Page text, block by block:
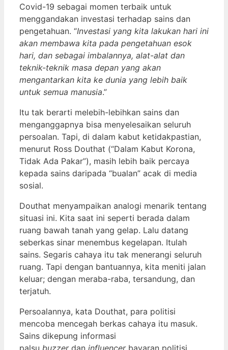
Covid-19 sebagai momen terbaik untuk
menggandakan investasi terhadap sains dan
pengetahuan. “Investasi yang kita lakukan hari ini
akan membawa kita pada pengetahuan esok
hari, dan sebagai imbalannya, alat-alat dan
teknik-teknik masa depan yang akan
mengantarkan kita ke dunia yang lebih baik
untuk semua manusia.”
Itu tak berarti melebih-lebihkan sains dan
menganggapnya bisa menyelesaikan seluruh
persoalan. Tapi, di dalam kabut ketidakpastian,
menurut Ross Douthat (“Dalam Kabut Korona,
Tidak Ada Pakar”), masih lebih baik percaya
kepada sains daripada “bualan” acak di media
sosial.
Douthat menyampaikan analogi menarik tentang
situasi ini. Kita saat ini seperti berada dalam
ruang bawah tanah yang gelap. Lalu datang
seberkas sinar menembus kegelapan. Itulah
sains. Segaris cahaya itu tak menerangi seluruh
ruang. Tapi dengan bantuannya, kita meniti jalan
keluar; dengan meraba-raba, tersandung, dan
terjatuh.
Persoalannya, kata Douthat, para politisi
mencoba mencegah berkas cahaya itu masuk.
Sains dikepung informasi
palsu buzzer dan influencer bayaran politisi.